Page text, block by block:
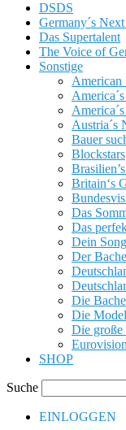
DSDS
Germany´s
Das Supertalent
The Voice of
Sonstige
American
Austria´s
Bauer
Blockstars
Britain‘s
Das
Das
Dein Song
Der
Die
Die
Die große
SHOP
Suche
EINLOGGEN